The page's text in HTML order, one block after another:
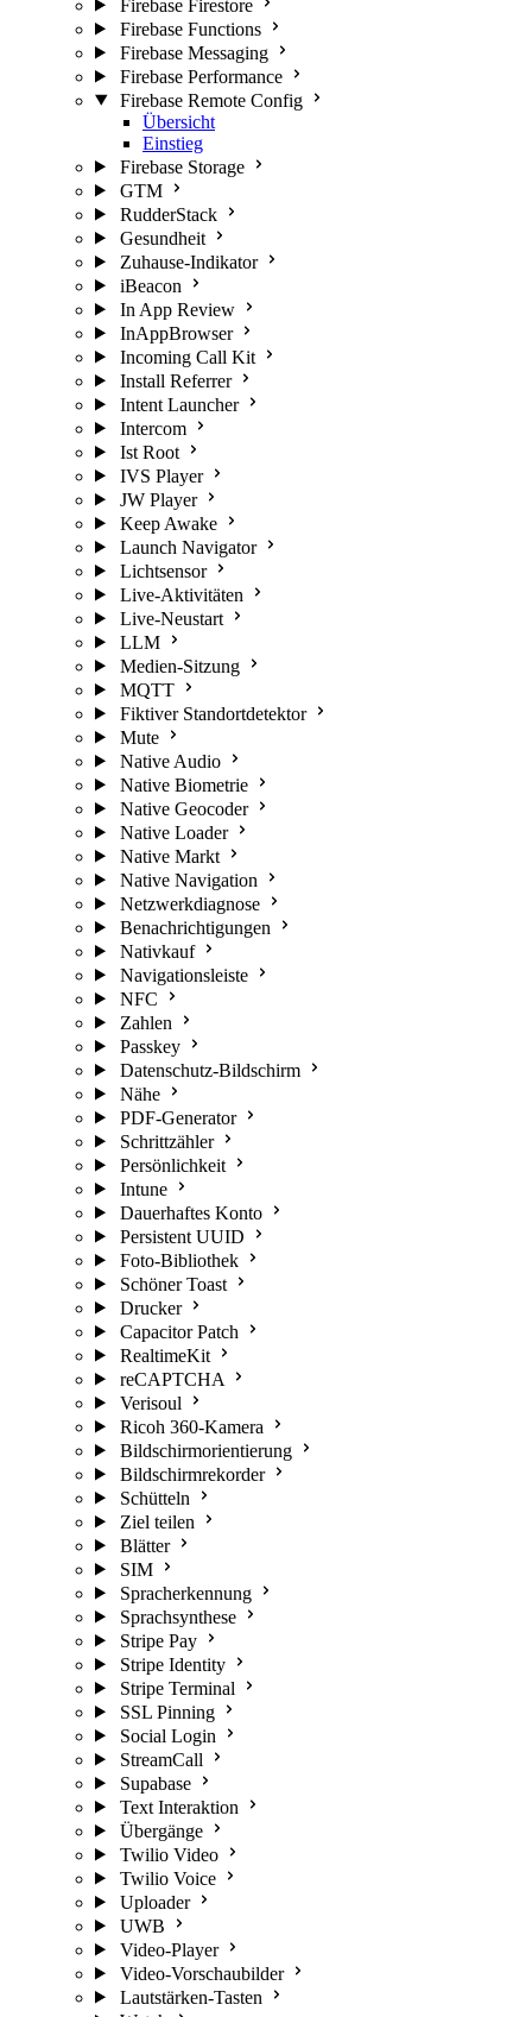
Firebase Firestore
Firebase Functions
Firebase Messaging
Firebase Performance
Firebase Remote Config
Übersicht
Einstieg
Firebase Storage
GTM
RudderStack
Gesundheit
Zuhause-Indikator
iBeacon
In App Review
InAppBrowser
Incoming Call Kit
Install Referrer
Intent Launcher
Intercom
Ist Root
IVS Player
JW Player
Keep Awake
Launch Navigator
Lichtsensor
Live-Aktivitäten
Live-Neustart
LLM
Medien-Sitzung
MQTT
Fiktiver Standortdetektor
Mute
Native Audio
Native Biometrie
Native Geocoder
Native Loader
Native Markt
Native Navigation
Netzwerkdiagnose
Benachrichtigungen
Nativkauf
Navigationsleiste
NFC
Zahlen
Passkey
Datenschutz-Bildschirm
Nähe
PDF-Generator
Schrittzähler
Persönlichkeit
Intune
Dauerhaftes Konto
Persistent UUID
Foto-Bibliothek
Schöner Toast
Drucker
Capacitor Patch
RealtimeKit
reCAPTCHA
Verisoul
Ricoh 360-Kamera
Bildschirmorientierung
Bildschirmrekorder
Schütteln
Ziel teilen
Blätter
SIM
Spracherkennung
Sprachsynthese
Stripe Pay
Stripe Identity
Stripe Terminal
SSL Pinning
Social Login
StreamCall
Supabase
Text Interaktion
Übergänge
Twilio Video
Twilio Voice
Uploader
UWB
Video-Player
Video-Vorschaubilder
Lautstärken-Tasten